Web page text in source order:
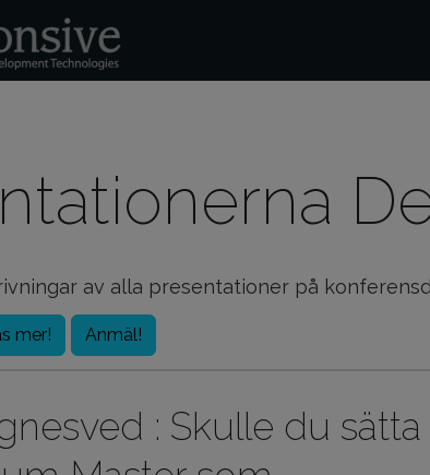
av alla presentationer på
mer! Anmäl!
: Skulle du sätta